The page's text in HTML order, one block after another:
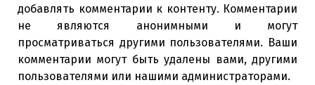
добавлять комментарии к контенту. Комментарии
не являются анонимными и могут
просматриваться другими пользователями. Ваши
комментарии могут быть удалены вами, другими
пользователями или нашими администраторами.